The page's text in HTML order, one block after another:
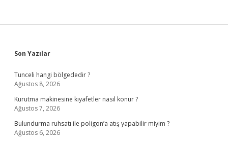
Sidebar
Son Yazılar
Tunceli hangi bölgededir ?
Ağustos 8, 2026
Kurutma makinesine kıyafetler nasıl konur ?
Ağustos 7, 2026
Bulundurma ruhsatı ile poligon’a atış yapabilir miyim ?
Ağustos 6, 2026